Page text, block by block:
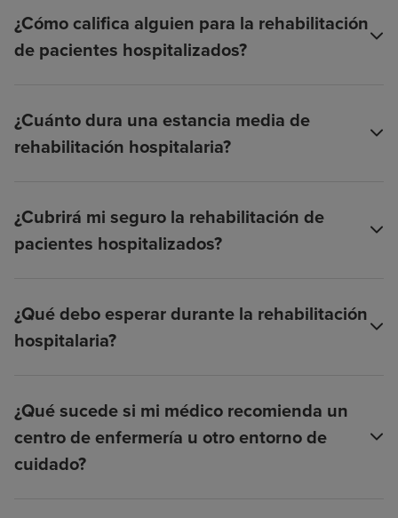
¿Cómo califica alguien para la rehabilitación
de pacientes hospitalizados?
¿Cuánto dura una estancia media de
rehabilitación hospitalaria?
¿Cubrirá mi seguro la rehabilitación de
pacientes hospitalizados?
¿Qué debo esperar durante la rehabilitación
hospitalaria?
¿Qué sucede si mi médico recomienda un
centro de enfermería u otro entorno de
cuidado?